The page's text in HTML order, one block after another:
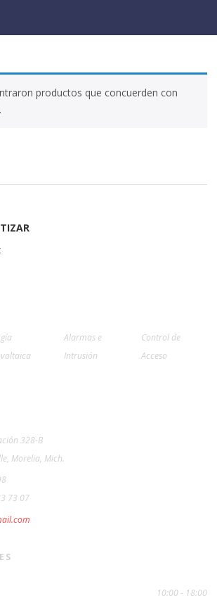
productos que concuerden con
Alarmas e
Intrusión
Control de
Acceso
328-B
Morelia, Mich.
73 07
10:00 - 18:00